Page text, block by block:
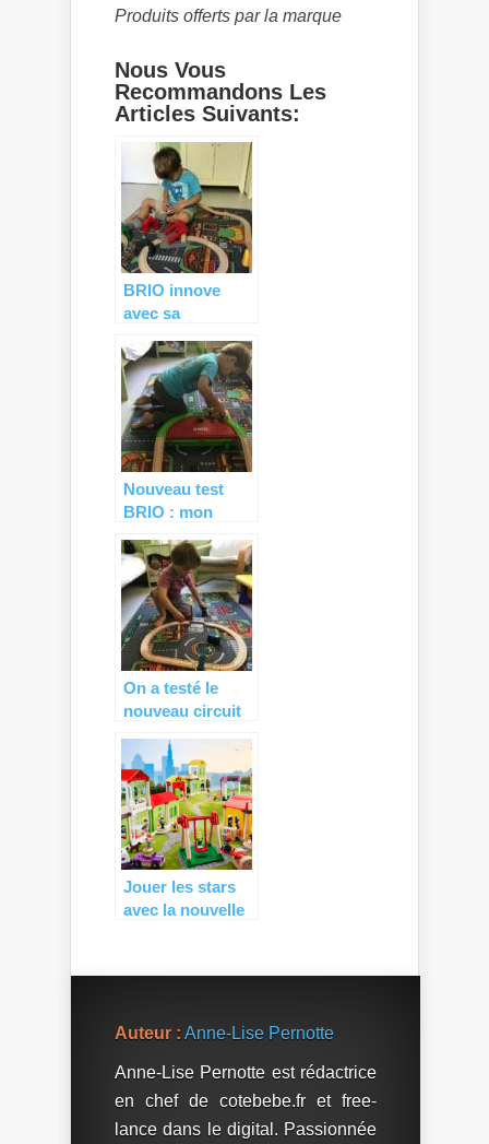
Produits offerts par la marque
Nous Vous
Recommandons Les
Articles Suivants:
BRIO innove
avec sa
SMART TECH (+
CONCOURS)
Nouveau test
BRIO : mon
voyage ! (+
CONCOURS)
On a testé le
nouveau circuit
(+ CONCOURS )
Jouer les stars
avec la nouvelle
Auteur : Anne-Lise Pernotte
Anne-Lise Pernotte est rédactrice
en chef de cotebebe.fr et free-
lance dans le digital. Passionnée